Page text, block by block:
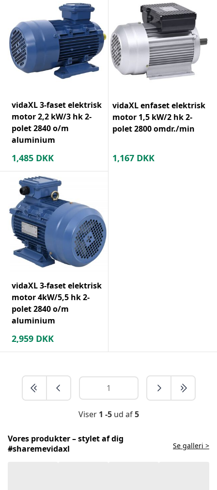
vidaXL 3-faset elektrisk
motor 2,2 kW/3 hk 2-
polet 2840 o/m
aluminium
1,485 DKK
vidaXL enfaset elektrisk
motor 1,5 kW/2 hk 2-
polet 2800 omdr./min
1,167 DKK
vidaXL 3-faset elektrisk
motor 4kW/5,5 hk 2-
polet 2840 o/m
aluminium
2,959 DKK
Viser 1 -5ud af5
Vores produkter – stylet af dig
#sharemevidaxl
Se galleri >